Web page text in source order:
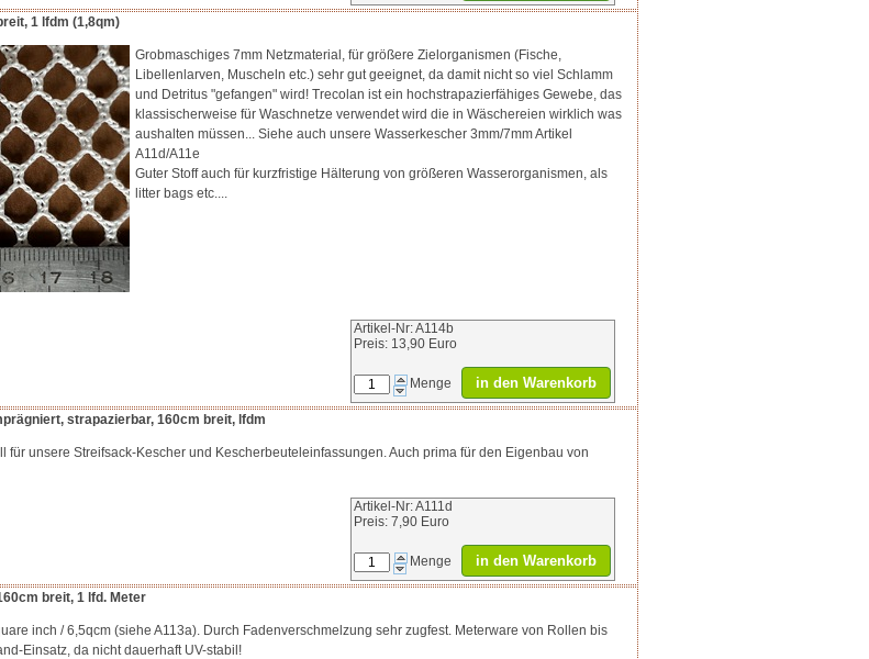
1 lfdm (1,8qm)
Grobmaschiges 7mm Netzmaterial, für größere Zielorganismen (Fische,
Libellenlarven, Muscheln etc.) sehr gut geeignet, da damit nicht so viel Schlamm
und Detritus "gefangen" wird! Trecolan ist ein hochstrapazierfähiges Gewebe, das
klassischerweise für Waschnetze verwendet wird die in Wäschereien wirklich was
aushalten müssen... Siehe auch unsere Wasserkescher 3mm/7mm Artikel
A11d/A11e
Guter Stoff auch für kurzfristige Hälterung von größeren Wasserorganismen, als
litter bags etc....
Artikel-Nr: A114b
Preis: 13,90 Euro
Menge in den Warenkorb
strapazierbar, 160cm breit, lfdm
für unsere Streifsack-Kescher und Kescherbeuteleinfassungen. Auch prima für den Eigenbau von
Artikel-Nr: A111d
Preis: 7,90 Euro
Menge in den Warenkorb
breit, 1 lfd. Meter
inch / 6,5qcm (siehe A113a). Durch Fadenverschmelzung sehr zugfest. Meterware von Rollen bis
Einsatz, da nicht dauerhaft UV-stabil!